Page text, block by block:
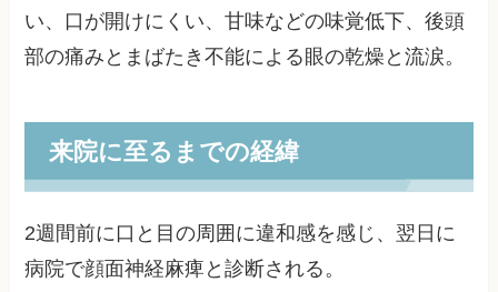
い、口が開けにくい、甘味などの味覚低下、後頭
部の痛みとまばたき不能による眼の乾燥と流涙。
来院に至るまでの経緯
2週間前に口と目の周囲に違和感を感じ、翌日に
病院で顔面神経麻痺と診断される。